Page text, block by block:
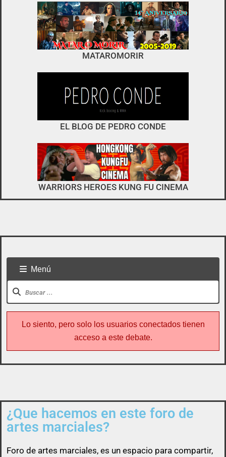
no es el típico de «llegar,
descargar y pirarse».
interactuar e integrarse
Todo usuario puede colaborar subiendo cualquier
cosa referente a artes marciales
MATAROMORIR
EL BLOG DE PEDRO CONDE
WARRIORS HEROES KUNG FU CINEMA
Menú
Lo siento, pero solo los usuarios conectados tienen
acceso a este debate.
¿Que hacemos en este foro de
artes marciales?
Foro de artes marciales, es un espacio para compartir,